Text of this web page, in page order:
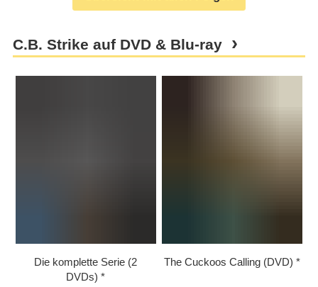
C.B. Strike auf DVD & Blu-ray
Die komplette Serie (2
DVDs)
The Cuckoos Calling (DVD)